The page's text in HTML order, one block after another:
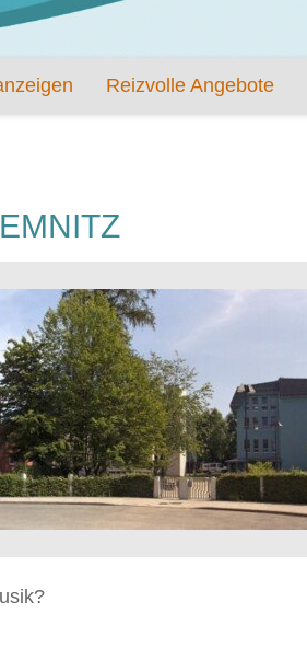
Reizvolle Angebote